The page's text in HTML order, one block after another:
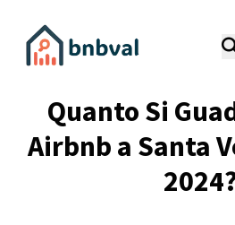
Quanto Si
Airbnb a Santa